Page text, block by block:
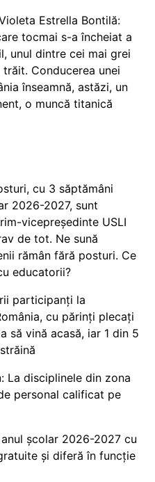
Estrella Bontilă:
tocmai s-a încheiat a
unul dintre cei mai grei
Conducerea unei
înseamnă, astăzi, un
o muncă titanică
cu 3 săptămâni
2026-2027, sunt
vicepreședinte USLI
de tot. Ne sună
rămân fără posturi. Ce
educatorii?
participanți la
cu părinți plecați
să vină acasă, iar 1 din 5
La disciplinele din zona
personal calificat pe
școlar 2026-2027 cu
și diferă în funcție